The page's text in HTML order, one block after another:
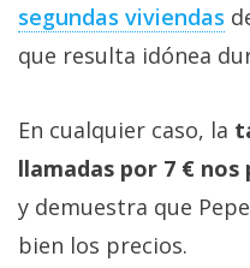
segundas viviendas‎
que resulta idónea
En cualquier caso, la
llamadas por 7 €
y demuestra que
bien los precios.